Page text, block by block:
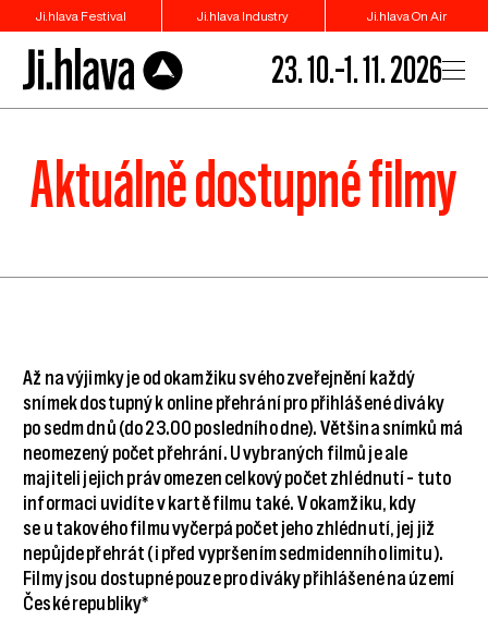
Ji.hlava Festival Ji.hlava Industry Ji.hlava On Air
23. 10.–1. 11. 2026
Aktuálně dostupné filmy
Až na výjimky je od okamžiku svého zveřejnění každý
snímek dostupný k online přehrání pro přihlášené diváky
po sedm dnů (do 23.00 posledního dne). Většina snímků má
neomezený počet přehrání. U vybraných filmů je ale
majiteli jejich práv omezen celkový počet zhlédnutí – tuto
informaci uvidíte v kartě filmu také. V okamžiku, kdy
se u takového filmu vyčerpá počet jeho zhlédnutí, jej již
nepůjde přehrát (i před vypršením sedmidenního limitu).
Filmy jsou dostupné pouze pro diváky přihlášené na území
České republiky*